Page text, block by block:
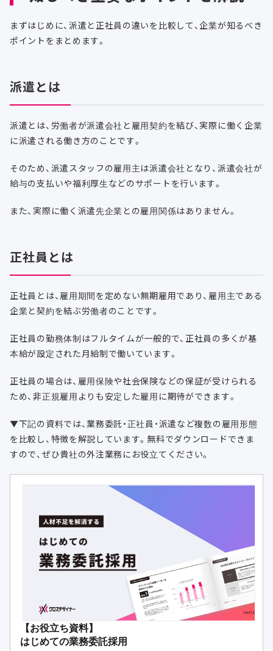
まずはじめに、派遣と正社員の違いを比較して、企業が知るべき
ポイントをまとめます。
派遣とは
派遣とは、労働者が派遣会社と雇用契約を結び、実際に働く企業
に派遣される働き方のことです。
そのため、派遣スタッフの雇用主は派遣会社となり、派遣会社が
給与の支払いや福利厚生などのサポートを行います。
また、実際に働く派遣先企業との雇用関係はありません。
正社員とは
正社員とは、雇用期間を定めない無期雇用であり、雇用主である
企業と契約を結ぶ労働者のことです。
正社員の勤務体制はフルタイムが一般的で、正社員の多くが基
本給が設定された月給制で働いています。
正社員の場合は、雇用保険や社会保険などの保証が受けられる
ため、非正規雇用よりも安定した雇用に期待ができます。
▼下記の資料では、業務委託・正社員・派遣など複数の雇用形態
を比較し、特徴を解説しています。無料でダウンロードできま
すので、ぜひ貴社の外注業務にお役立てください。
【お役立ち資料】
はじめての業務委託採用